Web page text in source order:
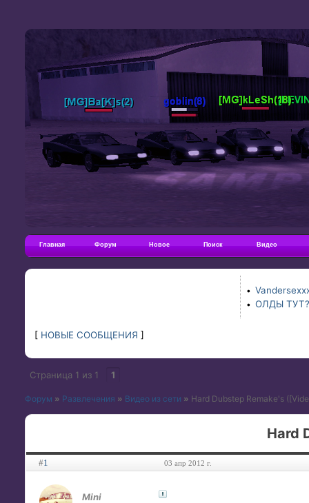
Главная Форум Новое Поиск Видео
•
• ОЛДЫ
[ НОВЫЕ СООБЩЕНИЯ ]
Страница 1 из 1 1
Форум » Развлечения » Видео из сети » Hard Dubstep Remake's
Hard
#1 03 апр 2012 г.
Mini